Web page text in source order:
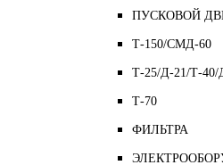
ПУСКОВОЙ
Т-150/СМД-60
Т-25/Д-21/Т-40/
Т-70
ФИЛЬТРА